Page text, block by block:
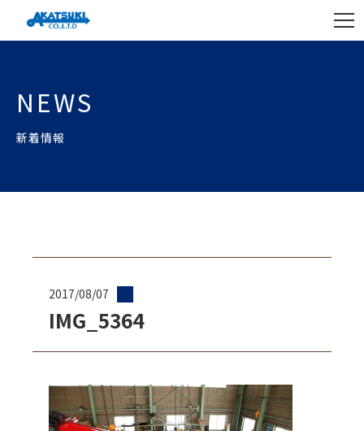
NEWS
新着情報
2017/08/07
IMG_5364